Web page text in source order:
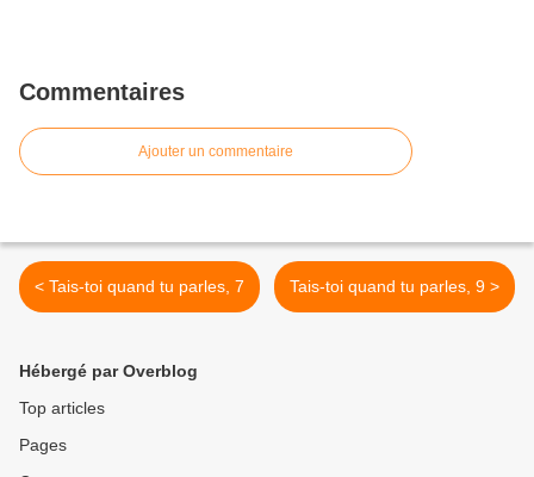
Commentaires
Ajouter un commentaire
< Tais-toi quand tu parles, 7 Tais-toi quand tu parles, 9 >
Hébergé par Overblog
Top articles
Pages